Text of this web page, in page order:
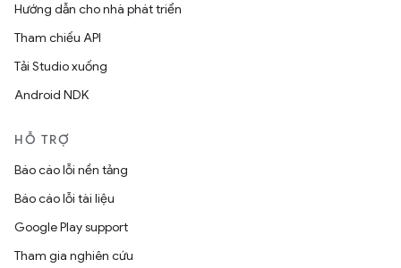
Hướng dẫn cho nhà phát triển
Tham chiếu API
Tải Studio xuống
Android NDK
HỖ TRỢ
Báo cáo lỗi nền tảng
Báo cáo lỗi tài liệu
Google Play support
Tham gia nghiên cứu